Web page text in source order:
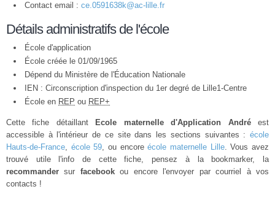
Contact email : ce.0591638k@ac-lille.fr
Détails administratifs de l'école
École d'application
École créée le 01/09/1965
Dépend du Ministère de l'Éducation Nationale
IEN : Circonscription d'inspection du 1er degré de Lille1-Centre
École en REP ou REP+
Cette fiche détaillant Ecole maternelle d'Application Andréest
accessible à l'intérieur de ce site dans les sections suivantes : école
Hauts-de-France, école 59, ou encoreécole maternelle Lille. Vous avez
trouvé utile l'info de cette fiche, pensez à la bookmarker, la
recommander sur facebookou encore l'envoyer par courriel à vos
contacts !